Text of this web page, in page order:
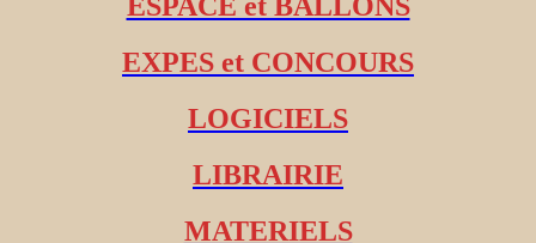
ESPACE et BALLONS
EXPES et CONCOURS
LOGICIELS
LIBRAIRIE
MATERIELS